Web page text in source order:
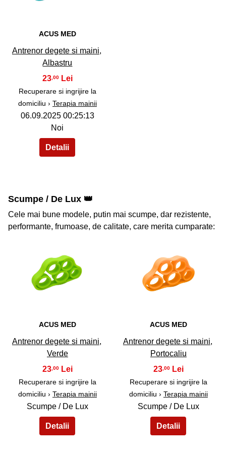
ACUS MED
Antrenor degete si maini,
Albastru
23 ,00
Recuperare si ingrijire la
domiciliu › Terapia mainii
06.09.2025 00:25:13
Noi
Scumpe / De Lux 👑
Cele mai bune modele, putin mai scumpe, dar rezistente,
performante, frumoase, de calitate, care merita cumparate:
37
ACUS MED
Antrenor degete si maini,
Verde
23 ,00
Recuperare si ingrijire la
domiciliu › Terapia mainii
Scumpe / De Lux
38
ACUS MED
Antrenor degete si maini,
Portocaliu
23 ,00
Recuperare si ingrijire la
domiciliu › Terapia mainii
Scumpe / De Lux